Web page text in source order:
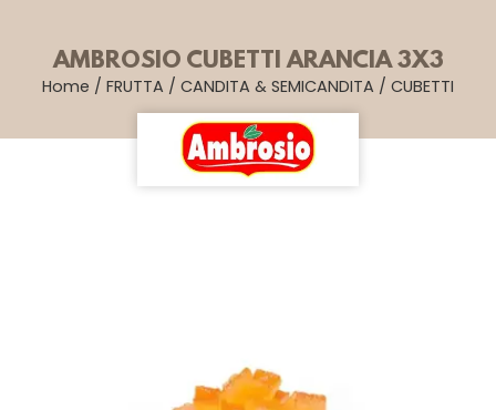
AMBROSIO CUBETTI ARANCIA 3X3
Home / FRUTTA / CANDITA & SEMICANDITA / CUBETTI